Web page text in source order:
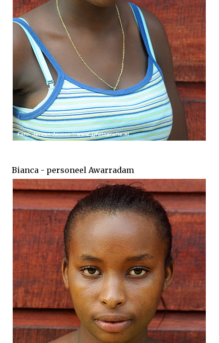
Bianca - personeel Awarradam